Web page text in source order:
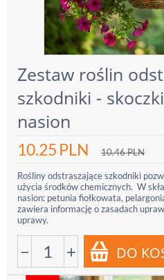
Zestaw roślin
szkodniki -
nasion
10.25 PLN 10.46PLN
Rośliny odstraszające szkodniki
użycia środków chemicznych. W
nasion: petunia fiołkowata,
zawiera informację o zasadach
uprawy.
− +